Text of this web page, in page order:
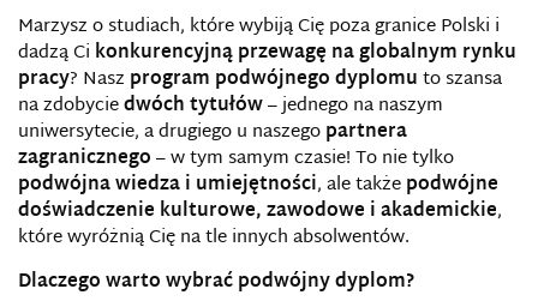
Marzysz o studiach, które wybiją Cię poza granice Polski i
dadzą Ci konkurencyjną przewagę na globalnym rynku
pracy? Nasz program podwójnego dyplomuto szansa
na zdobyciedwóch tytułów– jednego na naszym
uniwersytecie, a drugiego u naszegopartnera
zagranicznego– w tym samym czasie! To nie tylko
podwójna wiedza i umiejętności, ale takżepodwójne
doświadczenie kulturowe, zawodowe i akademickie,
które wyróżnią Cię na tle innych absolwentów.
Dlaczego warto wybrać podwójny dyplom?